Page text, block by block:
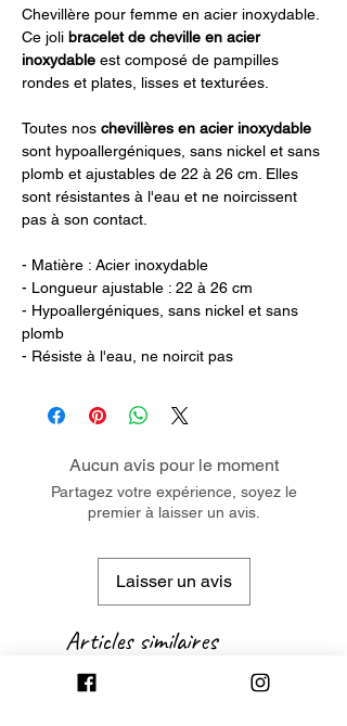
Chevillère pour femme en acier inoxydable.
Ce joli bracelet de cheville en acier
inoxydable est composé de pampilles
rondes et plates, lisses et texturées.
Toutes nos chevillères en acier inoxydable
sont hypoallergéniques, sans nickel et sans
plomb et ajustables de 22 à 26 cm. Elles
sont résistantes à l'eau et ne noircissent
pas à son contact.
- Matière : Acier inoxydable
- Longueur ajustable : 22 à 26 cm
- Hypoallergéniques, sans nickel et sans
plomb
- Résiste à l'eau, ne noircit pas
Aucun avis pour le moment
Partagez votre expérience, soyez le
premier à laisser un avis.
Laisser un avis
Articles similaires